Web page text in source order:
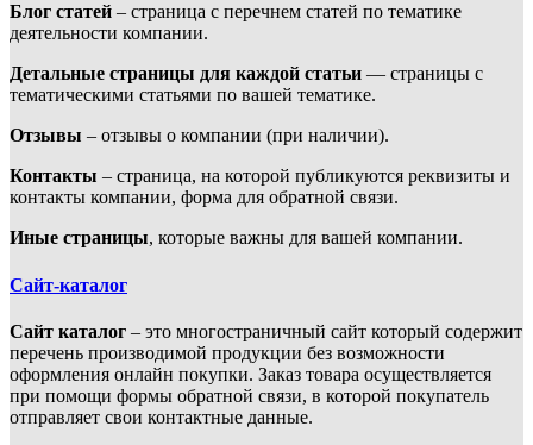
Блог статей – страница с перечнем статей по тематике
деятельности компании.
Детальные страницы для каждой статьи — страницы с
тематическими статьями по вашей тематике.
Отзывы – отзывы о компании (при наличии).
Контакты – страница, на которой публикуются реквизиты и
контакты компании, форма для обратной связи.
Иные страницы, которые важны для вашей компании.
Сайт-каталог
Сайт каталог – это многостраничный сайт который содержит
перечень производимой продукции без возможности
оформления онлайн покупки. Заказ товара осуществляется
при помощи формы обратной связи, в которой покупатель
отправляет свои контактные данные.